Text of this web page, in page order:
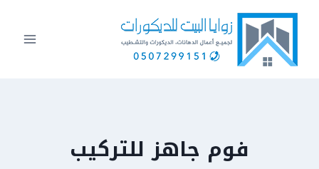
التجاوز
المحتوى
فوم جاهز للتركيب